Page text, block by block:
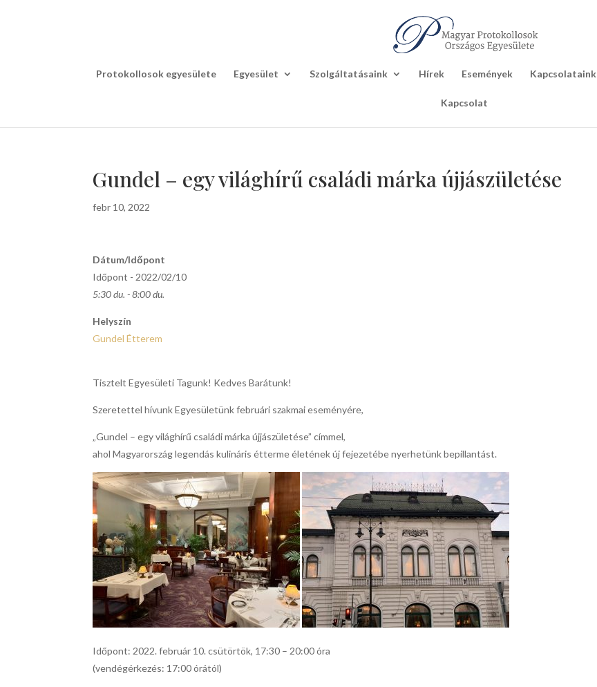
Protokollosok egyesülete Egyesület Szolgáltatásaink Hírek Események Kapcsolataink
Kapcsolat
Gundel – egy világhírű családi márka újjászületése
febr 10, 2022
Dátum/Időpont
Időpont - 2022/02/10
5:30 du. - 8:00 du.
Helyszín
Gundel Étterem
Tisztelt Egyesületi Tagunk! Kedves Barátunk!
Szeretettel hívunk Egyesületünk februári szakmai eseményére,
„Gundel – egy világhírű családi márka újjászületése” címmel,
ahol Magyarország legendás kulináris étterme életének új fejezetébe nyerhetünk bepillantást.
Időpont: 2022. február 10. csütörtök, 17:30 – 20:00 óra
(vendégérkezés: 17:00 órától)